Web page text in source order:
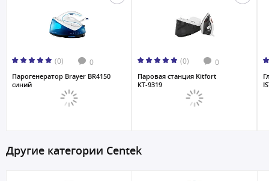
(0) 0
Парогенератор Brayer BR4150
cиний
(0) 0
Паровая станция Kitfort
КТ-9319
Другие категории Centek